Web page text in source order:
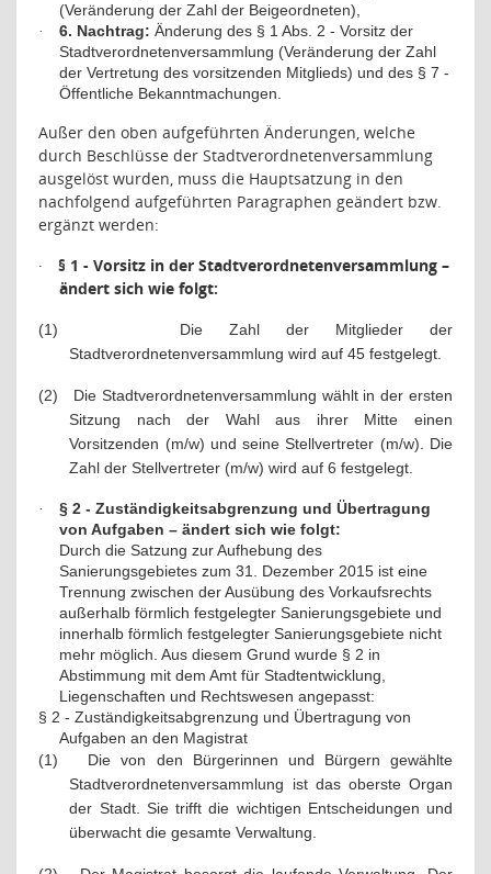
(Veränderung der Zahl der Beigeordneten),
· 6. Nachtrag: Änderung des § 1 Abs. 2 - Vorsitz der
Stadtverordnetenversammlung (Veränderung der Zahl
der Vertretung des vorsitzenden Mitglieds) und des § 7 -
Öffentliche Bekanntmachungen.
Außer den oben aufgeführten Änderungen, welche
durch Beschlüsse der Stadtverordnetenversammlung
ausgelöst wurden, muss die Hauptsatzung in den
nachfolgend aufgeführten Paragraphen geändert bzw.
ergänzt werden:
·
§ 1 - Vorsitz in der Stadtverordnetenversammlung –
ändert sich wie folgt:
(1)
Die Zahl der Mitglieder der
Stadtverordnetenversammlung wird auf 45 festgelegt.
(2)
Die Stadtverordnetenversammlung wählt in der ersten
Sitzung nach der Wahl aus ihrer Mitte einen
Vorsitzenden (m/w) und seine Stellvertreter (m/w). Die
Zahl der Stellvertreter (m/w) wird auf 6 festgelegt.
·
§ 2 - Zuständigkeitsabgrenzung und Übertragung
von Aufgaben – ändert sich wie folgt:
Durch die Satzung zur Aufhebung des
Sanierungsgebietes zum 31. Dezember 2015 ist eine
Trennung zwischen der Ausübung des Vorkaufsrechts
außerhalb förmlich festgelegter Sanierungsgebiete und
innerhalb förmlich festgelegter Sanierungsgebiete nicht
mehr möglich. Aus diesem Grund wurde § 2 in
Abstimmung mit dem Amt für Stadtentwicklung,
Liegenschaften und Rechtswesen angepasst:
§ 2 - Zuständigkeitsabgrenzung und Übertragung von
Aufgaben an den Magistrat
(1)
Die von den Bürgerinnen und Bürgern gewählte
Stadtverordnetenversammlung ist das oberste Organ
der Stadt. Sie trifft die wichtigen Entscheidungen und
überwacht die gesamte Verwaltung.